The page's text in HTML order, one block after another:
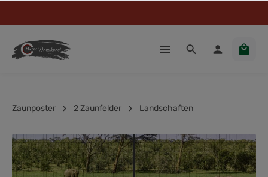
Zaunposter 2 Zaunfelder Landschaften